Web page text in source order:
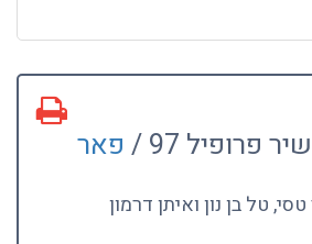
פרופיל 97 / פאר
טל בן נון ואיתן דרמון